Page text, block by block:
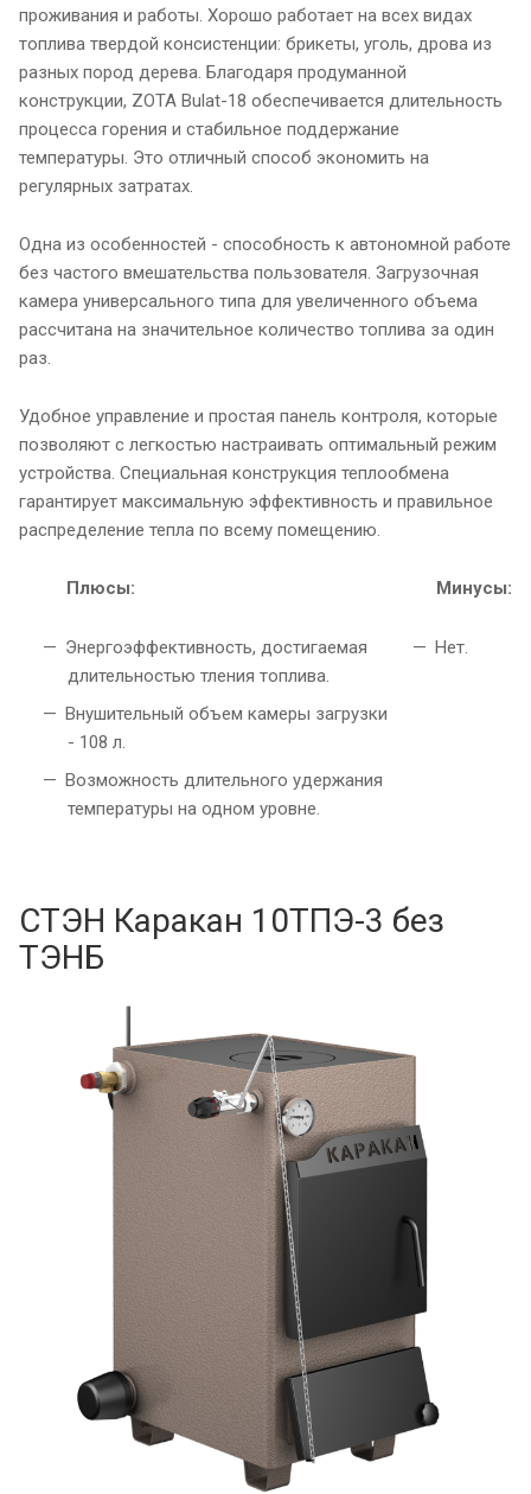
проживания и работы. Хорошо работает на всех видах
топлива твердой консистенции: брикеты, уголь, дрова из
разных пород дерева. Благодаря продуманной
конструкции, ZOTA Bulat-18 обеспечивается длительность
процесса горения и стабильное поддержание
температуры. Это отличный способ экономить на
регулярных затратах.
Одна из особенностей - способность к автономной работе
без частого вмешательства пользователя. Загрузочная
камера универсального типа для увеличенного объема
рассчитана на значительное количество топлива за один
раз.
Удобное управление и простая панель контроля, которые
позволяют с легкостью настраивать оптимальный режим
устройства. Специальная конструкция теплообмена
гарантирует максимальную эффективность и правильное
распределение тепла по всему помещению.
Плюсы:
Энергоэффективность, достигаемая
длительностью тления топлива.
Внушительный объем камеры загрузки
- 108 л.
Возможность длительного удержания
температуры на одном уровне.
Минусы:
Нет.
СТЭН Каракан 10ТПЭ-3 без
ТЭНБ